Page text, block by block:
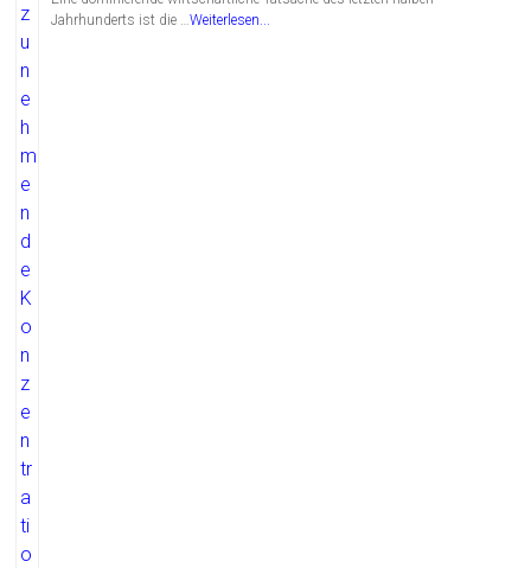
Jahrhunderts ist die …Weiterlesen...